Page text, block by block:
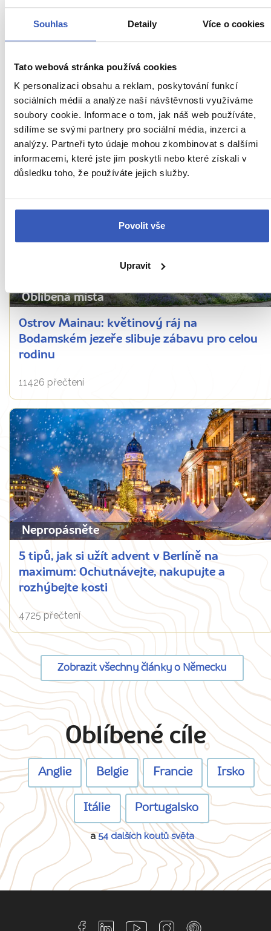
Souhlas Detaily Více o cookies
Tato webová stránka používá cookies
K personalizaci obsahu a reklam, poskytování funkcí
sociálních médií a analýze naší návštěvnosti využíváme
soubory cookie. Informace o tom, jak náš web používáte,
sdílíme se svými partnery pro sociální média, inzerci a
analýzy. Partneři tyto údaje mohou zkombinovat s dalšími
informacemi, které jste jim poskytli nebo které získali v
důsledku toho, že používáte jejich služby.
Povolit vše
Upravit
Oblíbená místa
Bodamské jezero: kde leží, proč v zimě
nezamrzá a co má společného s českými
dějinami?
32744 přečtení
Oblíbená místa
Ostrov Mainau: květinový ráj na
Bodamském jezeře slibuje zábavu pro celou
rodinu
11426 přečtení
Nepropásněte
5 tipů, jak si užít advent v Berlíně na
maximum: Ochutnávejte, nakupujte a
rozhýbejte kosti
4725 přečtení
Zobrazit všechny články o Německu
Oblíbené cíle
Anglie Belgie Francie Irsko
Itálie Portugalsko
a54 dalších koutů světa